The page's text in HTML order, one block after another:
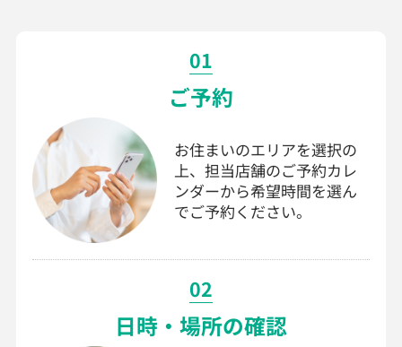
01
ご予約
お住まいのエリアを選択の
上、担当店舗のご予約カレ
ンダーから希望時間を選ん
でご予約ください。
02
日時・場所の確認